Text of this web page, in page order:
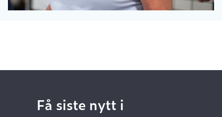
Få siste nytt i